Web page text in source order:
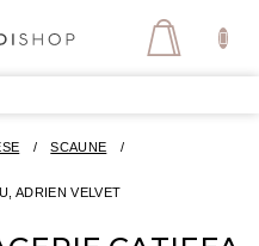
COŞ
/ SCAUNE
/
ADRIEN VELVET